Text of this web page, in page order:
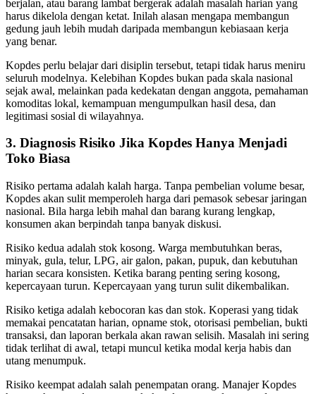
berjalan, atau barang lambat bergerak adalah masalah harian yang
harus dikelola dengan ketat. Inilah alasan mengapa membangun
gedung jauh lebih mudah daripada membangun kebiasaan kerja
yang benar.
Kopdes perlu belajar dari disiplin tersebut, tetapi tidak harus meniru
seluruh modelnya. Kelebihan Kopdes bukan pada skala nasional
sejak awal, melainkan pada kedekatan dengan anggota, pemahaman
komoditas lokal, kemampuan mengumpulkan hasil desa, dan
legitimasi sosial di wilayahnya.
3. Diagnosis Risiko Jika Kopdes Hanya Menjadi
Toko Biasa
Risiko pertama adalah kalah harga. Tanpa pembelian volume besar,
Kopdes akan sulit memperoleh harga dari pemasok sebesar jaringan
nasional. Bila harga lebih mahal dan barang kurang lengkap,
konsumen akan berpindah tanpa banyak diskusi.
Risiko kedua adalah stok kosong. Warga membutuhkan beras,
minyak, gula, telur, LPG, air galon, pakan, pupuk, dan kebutuhan
harian secara konsisten. Ketika barang penting sering kosong,
kepercayaan turun. Kepercayaan yang turun sulit dikembalikan.
Risiko ketiga adalah kebocoran kas dan stok. Koperasi yang tidak
memakai pencatatan harian, opname stok, otorisasi pembelian, bukti
transaksi, dan laporan berkala akan rawan selisih. Masalah ini sering
tidak terlihat di awal, tetapi muncul ketika modal kerja habis dan
utang menumpuk.
Risiko keempat adalah salah penempatan orang. Manajer Kopdes